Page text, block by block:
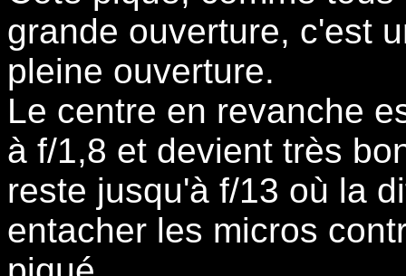
grande ouverture, c'est
pleine ouverture.
Le centre en revanche
à f/1,8 et devient très
reste jusqu'à f/13 où la
entacher les micros